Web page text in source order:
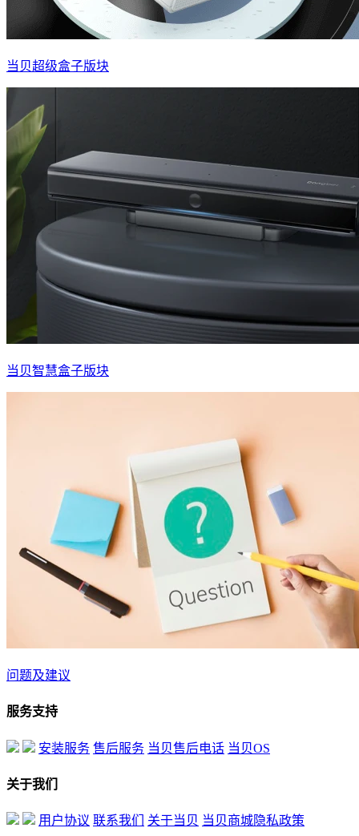
当贝超级盒子版块
当贝智慧盒子版块
问题及建议
服务支持
安装服务 售后服务 当贝售后电话 当贝OS
关于我们
用户协议 联系我们 关于当贝 当贝商城隐私政策